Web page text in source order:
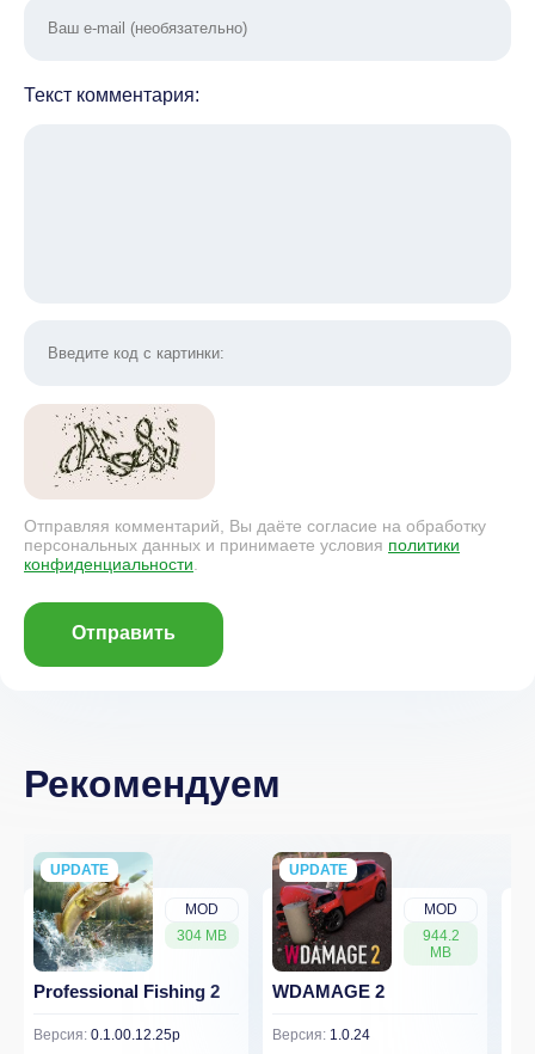
Текст комментария:
Отправляя комментарий, Вы даёте согласие на обработку
персональных данных и принимаете условия политики
конфиденциальности
Отправить
Рекомендуем
MOD
304 MB
UPDATE
NEW
Professional Fishing 2
Версия: 0.1.00.12.25p
MOD
944.2
MB
UPDATE
NEW
WDAMAGE 2
Версия: 1.0.24